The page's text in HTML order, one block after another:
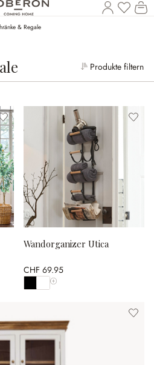
& Regale
Produkte filtern
Wandorganizer Utica
CHF 69.95
Alle Farben anzeigen